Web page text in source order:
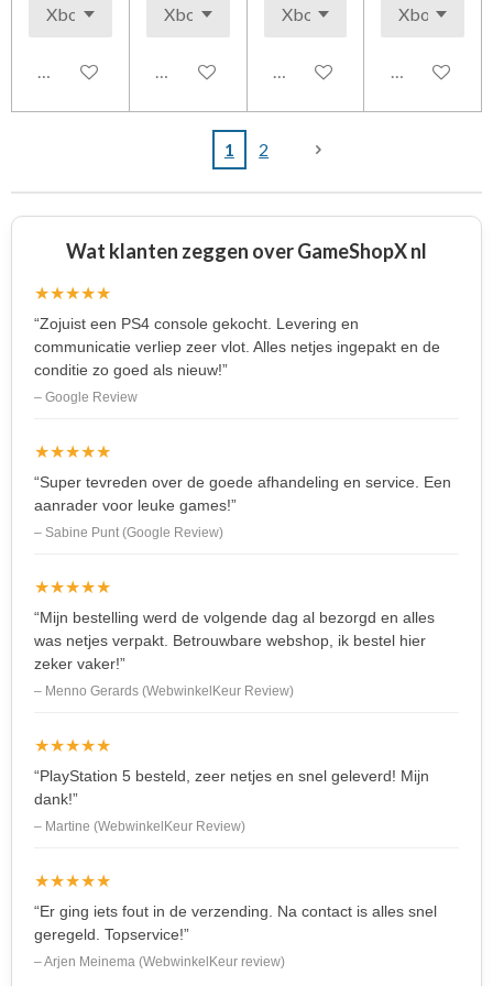
In winkelwagen In winkelwagen Houd mij op de hoogte
Houd mij op
1 2
Wat klanten zeggen over GameShopX nl
★★★★★
“Zojuist een PS4 console gekocht. Levering en
communicatie verliep zeer vlot. Alles netjes ingepakt en de
conditie zo goed als nieuw!”
– Google Review
★★★★★
“Super tevreden over de goede afhandeling en service. Een
aanrader voor leuke games!”
– Sabine Punt (Google Review)
★★★★★
“Mijn bestelling werd de volgende dag al bezorgd en alles
was netjes verpakt. Betrouwbare webshop, ik bestel hier
zeker vaker!”
– Menno Gerards (WebwinkelKeur Review)
★★★★★
“PlayStation 5 besteld, zeer netjes en snel geleverd! Mijn
dank!”
– Martine (WebwinkelKeur Review)
★★★★★
“Er ging iets fout in de verzending. Na contact is alles snel
geregeld. Topservice!”
– Arjen Meinema (WebwinkelKeur review)